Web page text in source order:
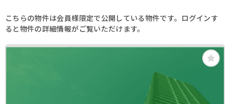
こちらの物件は会員様限定で公開している物件です。ログインす
ると物件の詳細情報がご覧いただけます。